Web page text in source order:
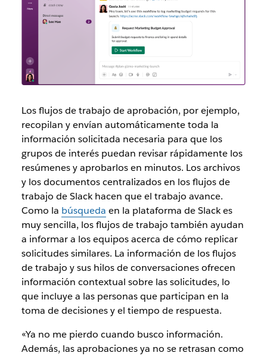
Los flujos de trabajo de aprobación, por ejemplo,
recopilan y envían automáticamente toda la
información solicitada necesaria para que los
grupos de interés puedan revisar rápidamente los
resúmenes y aprobarlos en minutos. Los archivos
y los documentos centralizados en los flujos de
trabajo de Slack hacen que el trabajo avance.
Como la búsqueda en la plataforma de Slack es
muy sencilla, los flujos de trabajo también ayudan
a informar a los equipos acerca de cómo replicar
solicitudes similares. La información de los flujos
de trabajo y sus hilos de conversaciones ofrecen
información contextual sobre las solicitudes, lo
que incluye a las personas que participan en la
toma de decisiones y el tiempo de respuesta.
«Ya no me pierdo cuando busco información.
Además, las aprobaciones ya no se retrasan como